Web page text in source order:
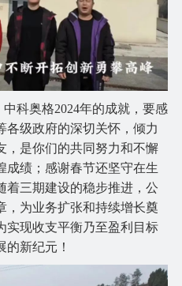
科奥格2024年的成就，要感
各级政府的深切关怀，倾力
，是你们的共同努力和不懈
成绩；感谢春节还坚守在生
着三期建设的稳步推进，公
，为业务扩张和持续增长奠
实现收支平衡乃至盈利目标
新纪元！